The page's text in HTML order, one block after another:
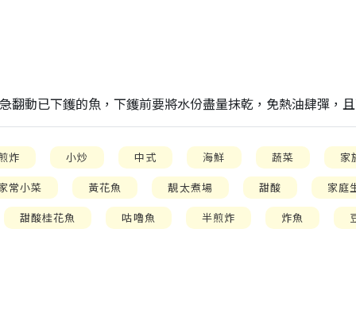
翻動已下鑊的魚，下鑊前要將水份盡量抹乾，免熱油肆彈，
炸 小炒 中式 海鮮 蔬菜 家
常小菜 黃花魚 靚太煮場 甜酸 家庭
甜酸桂花魚 咕嚕魚 半煎炸 炸魚